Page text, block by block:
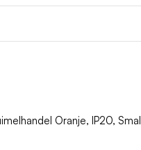
Oranje, IP20, Smal